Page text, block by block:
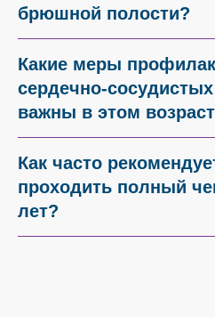
брюшной полости?
Какие меры
сердечно-
важны в этом
Как часто
проходить полный
лет?